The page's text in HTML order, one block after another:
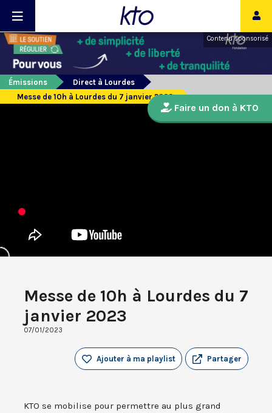
Contenu sponsorisé
Émissions
Direct à Lourdes
Messe de 10h à Lourdes du 7 janvier 2023
Messe de 10h à Lourdes du 7
janvier 2023
07/01/2023
Partager
Ajouter à ma playlist
KTO se mobilise pour permettre au plus grand
Faire un don à KTO